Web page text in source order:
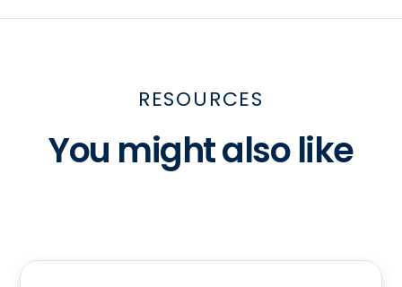
RESOURCES
You might also like